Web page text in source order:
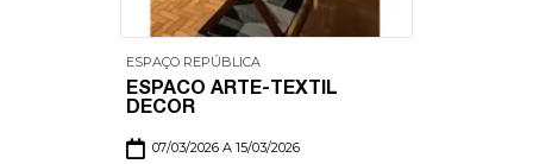
ESPAÇO REPÚBLICA
ESPACO ARTE-TEXTIL
DECOR
07/03/2026 A 15/03/2026